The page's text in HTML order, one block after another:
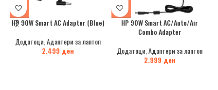
HP 90W Smart AC Adapter (Blue)
Додатоци ,Адаптери за лаптоп
2.499 ден
HP 90W Smart AC/Auto/Air
Combo Adapter
Додатоци ,Адаптери за лаптоп
2.999 ден